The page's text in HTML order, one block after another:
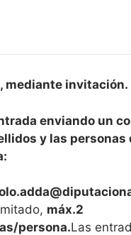
mediante invitación.
enviando un
y las
máx.2
persona.Las